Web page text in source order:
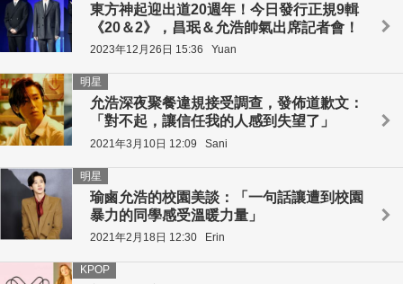
東方神起迎出道20週年！今日發行正規9輯
《20＆2》，昌珉＆允浩帥氣出席記者會！
2023年12月26日 15:36 Yuan
允浩深夜聚餐違規接受調查，發佈道歉文：
「對不起，讓信任我的人感到失望了」
明星
2021年3月10日 12:09 Sani
瑜鹵允浩的校園美談：「一句話讓遭到校園
暴力的同學感受溫暖力量」
明星
2021年2月18日 12:30 Erin
KPOP